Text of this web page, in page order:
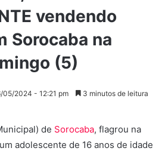
vendendo
Sorocaba na
(5)
05/2024 - 12:21 pm 3 minutos de leitura
de Sorocaba, flagrou na
adolescente de 16 anos de idade